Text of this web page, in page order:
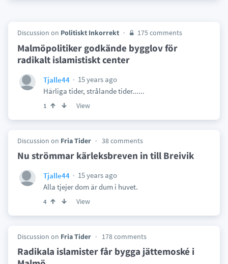
Discussion on Politiskt Inkorrekt 175 comments
Malmöpolitiker godkände bygglov för
radikalt islamistiskt center
Tjalle44
15 years ago
Härliga tider, strålande tider......
1 View
Discussion on Fria Tider 38 comments
Nu strömmar kärleksbreven in till Breivik
Tjalle44
15 years ago
Alla tjejer dom är dum i huvet.
4 View
Discussion on Fria Tider 178 comments
Radikala islamister får bygga jättemoské i